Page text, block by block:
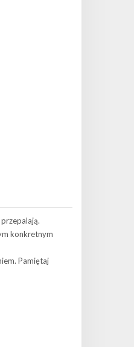
konkretnym
Pamiętaj